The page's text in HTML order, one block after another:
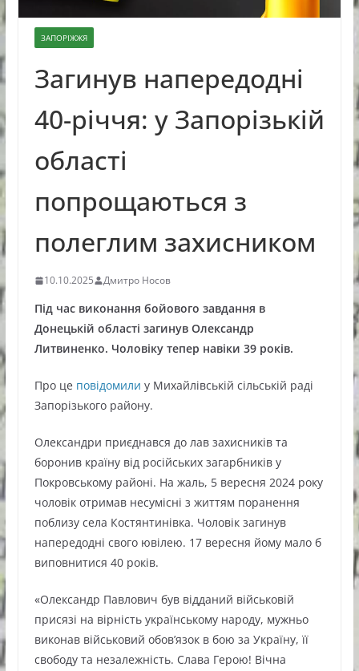
ЗАПОРІЖЖЯ
Загинув напередодні
40-річчя: у Запорізькій
області
попрощаються з
полеглим захисником
10.10.2025 Дмитро Носов
Під час виконання бойового завдання в
Донецькій області загинув Олександр
Литвиненко. Чоловіку тепер навіки 39 років.
Про це повідомили у Михайлівській сільській раді
Запорізького району.
Олександри приєднався до лав захисників та
боронив країну від російських загарбників у
Покровському районі. На жаль, 5 вересня 2024 року
чоловік отримав несумісні з життям поранення
поблизу села Костянтинівка. Чоловік загинув
напередодні свого ювілею. 17 вересня йому мало б
виповнитися 40 років.
«Олександр Павлович був відданий військовій
присязі на вірність українському народу, мужньо
виконав військовий обов’язок в бою за Україну, її
свободу та незалежність. Слава Герою! Вічна